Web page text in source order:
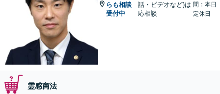
らも相談
受付中
話・ビデオなど)は
応相談
間：本日
定休日
霊感商法